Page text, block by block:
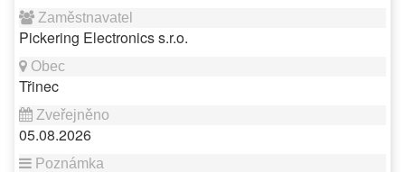
Pickering Electronics s.r.o.
Třinec
05.08.2026